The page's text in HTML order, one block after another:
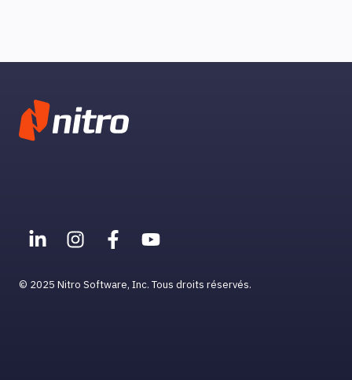
© 2025 Nitro Software, Inc. Tous droits réservés.